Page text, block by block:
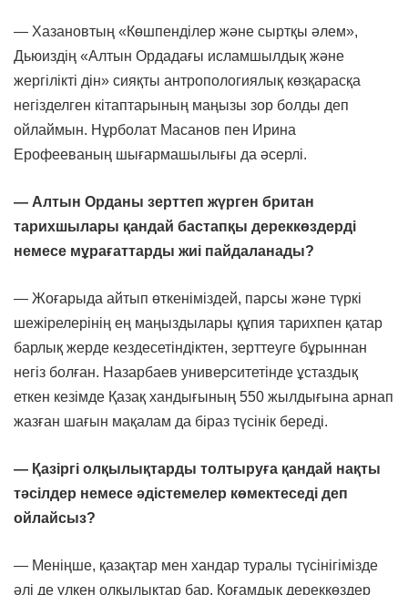
— Хазановтың «Көшпенділер және сыртқы әлем»,
Дьюиздің «Алтын Ордадағы исламшылдық және
жергілікті дін» сияқты антропологиялық көзқарасқа
негізделген кітаптарының маңызы зор болды деп
ойлаймын. Нұрболат Масанов пен Ирина
Ерофееваның шығармашылығы да әсерлі.
— Алтын Орданы зерттеп жүрген британ
тарихшылары қандай бастапқы дереккөздерді
немесе мұрағаттарды жиі пайдаланады?
— Жоғарыда айтып өткеніміздей, парсы және түркі
шежірелерінің ең маңыздылары құпия тарихпен қатар
барлық жерде кездесетіндіктен, зерттеуге бұрыннан
негіз болған. Назарбаев университетінде ұстаздық
еткен кезімде Қазақ хандығының 550 жылдығына арнап
жазған шағын мақалам да біраз түсінік береді.
— Қазіргі олқылықтарды толтыруға қандай нақты
тәсілдер немесе әдістемелер көмектеседі деп
ойлайсыз?
— Меніңше, қазақтар мен хандар туралы түсінігімізде
әлі де үлкен олқылықтар бар. Қоғамдық дереккөздер